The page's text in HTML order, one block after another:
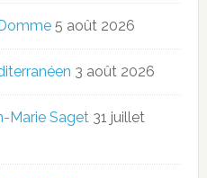
5 août 2026
3 août 2026
Marie Saget 31 juillet